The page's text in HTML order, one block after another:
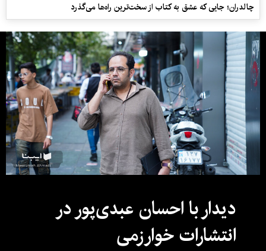
چالدران؛ جایی که عشق به کتاب از سخت‌ترین راه‌ها می‌گذرد
دیدار با احسان عبدی‌پور در
انتشارات خوارزمی